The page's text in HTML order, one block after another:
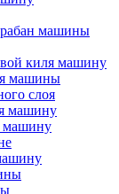
машины
киля машину
машины
слоя
машину
машину